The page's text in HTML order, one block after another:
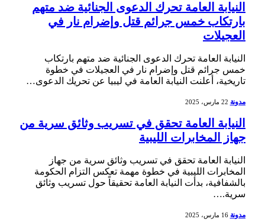
النيابة العامة تحرك الدعوى الجنائية ضد متهم
بارتكاب خمس جرائم قتل وإضرام نار في
العجيلات
النيابة العامة ‌تحرك الدعوى الجنائية ضد متهم بارتكاب
خمس جرائم قتل وإضرام⁤ نار في العجيلات في خطوة
تاريخية، ‌أعلنت النيابة ‌العامة في ليبيا عن تحريك الدعوى…
مدونة 22 مارس، 2025
النيابة العامة تحقق في تسريب وثائق سرية من
جهاز المخابرات الليبية
النيابة العامة تحقق في تسريب وثائق سرية من​ جهاز
المخابرات الليبية في خطوة مهمة تعكس التزام الحكومة
بالشفافية، ‌بدأت النيابة العامة تحقيقاً حول تسريب ⁢وثائق
سرية.…
مدونة 16 مارس، 2025